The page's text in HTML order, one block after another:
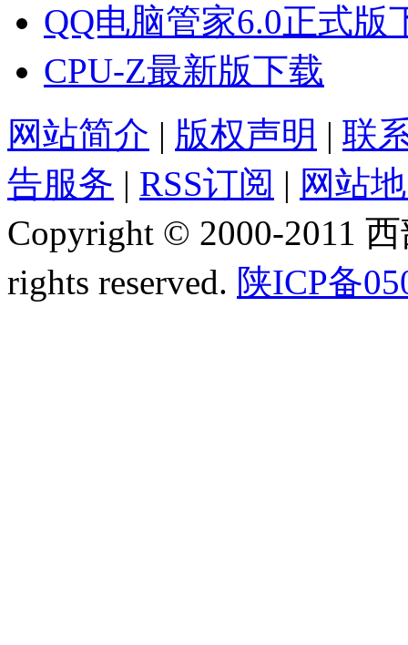
QQ电脑管家6.0正式版
CPU-Z最新版下载
网站简介 | 版权声明 | 联
告服务 | RSS订阅 | 网站
Copyright © 2000-2011
rights reserved. 陕ICP备